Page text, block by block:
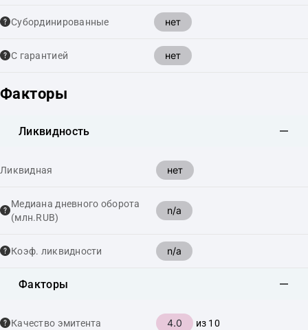
Cубординированные нет
С гарантией нет
Факторы
Ликвидность
Ликвидная нет
Медиана дневного оборота
(млн.RUB)
n/a
Коэф. ликвидности n/a
Факторы
Качество эмитента 4.0 из 10